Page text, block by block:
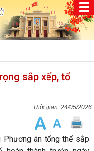
sắp xếp, tổ
24/05/2026
Phương án tổng thể sắp